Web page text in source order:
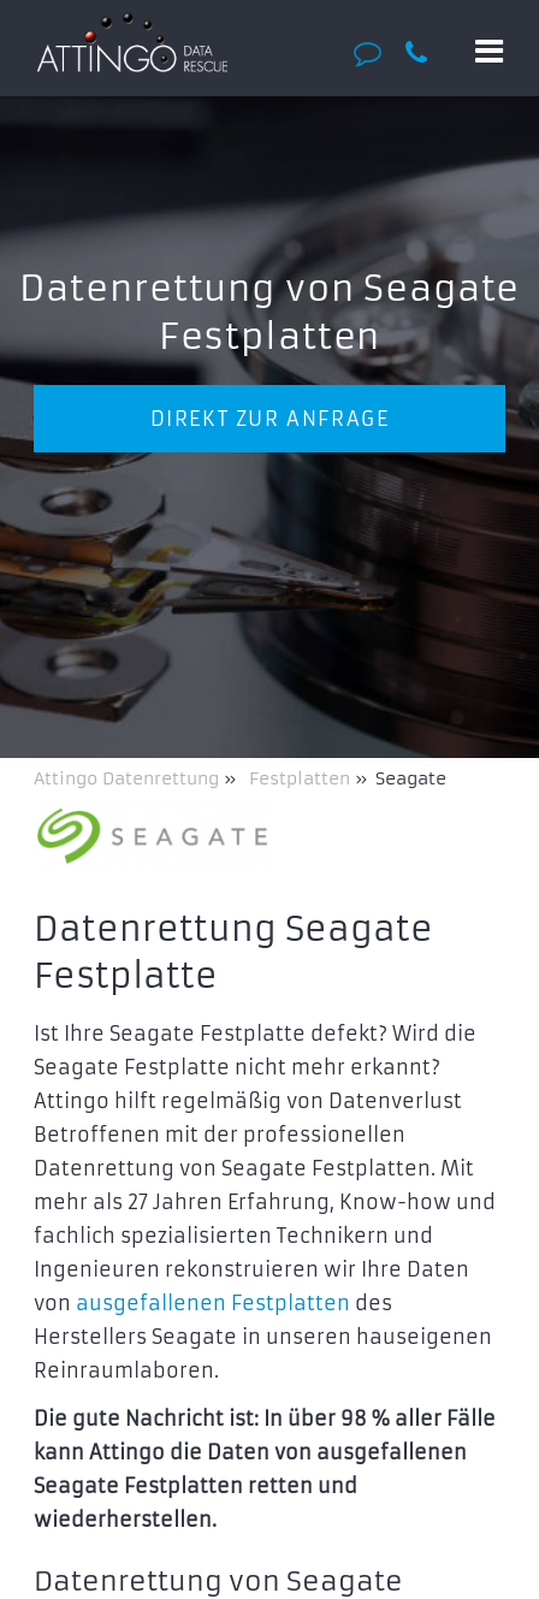
Datenrettung von Seagate
Festplatten
DIREKT ZUR ANFRAGE
Attingo Datenrettung » Festplatten » Seagate
Datenrettung Seagate
Festplatte
Ist Ihre Seagate Festplatte defekt? Wird die
Seagate Festplatte nicht mehr erkannt?
Attingo hilft regelmäßig von Datenverlust
Betroffenen mit der professionellen
Datenrettung von Seagate Festplatten. Mit
mehr als 27 Jahren Erfahrung, Know-how und
fachlich spezialisierten Technikern und
Ingenieuren rekonstruieren wir Ihre Daten
von ausgefallenen Festplatten des
Herstellers Seagate in unseren hauseigenen
Reinraumlaboren.
Die gute Nachricht ist: In über 98 % aller Fälle
kann Attingo die Daten von ausgefallenen
Seagate Festplatten retten und
wiederherstellen.
Datenrettung von Seagate